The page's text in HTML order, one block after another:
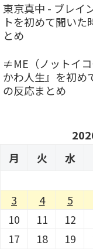
東京真中 - ブレイ
トを初めて聞いた
とめ
≠ME（ノットイ
かわ人生』を初め
の反応まとめ
月
火 水
3
4 5
10
11 12
17
18 19